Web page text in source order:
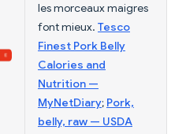
les morceaux maigres
font mieux. Tesco
Finest Pork Belly
Calories and
Nutrition —
MyNetDiary; Pork,
belly, raw — USDA